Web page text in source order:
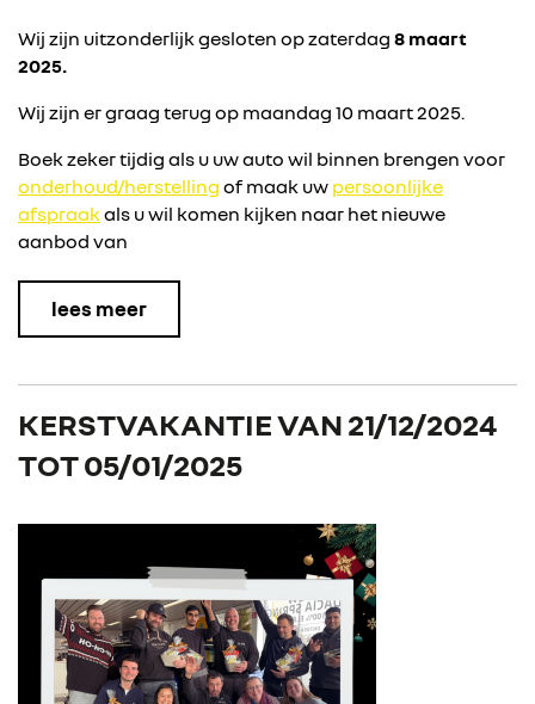
Wij zijn uitzonderlijk gesloten op zaterdag 8 maart
2025.
Wij zijn er graag terug op maandag 10 maart 2025.
Boek zeker tijdig als u uw auto wil binnen brengen voor
onderhoud/herstelling of maak uw persoonlijke
afspraakals u wil komen kijken naar het nieuwe
aanbod van
lees meer
KERSTVAKANTIE VAN 21/12/2024
TOT 05/01/2025